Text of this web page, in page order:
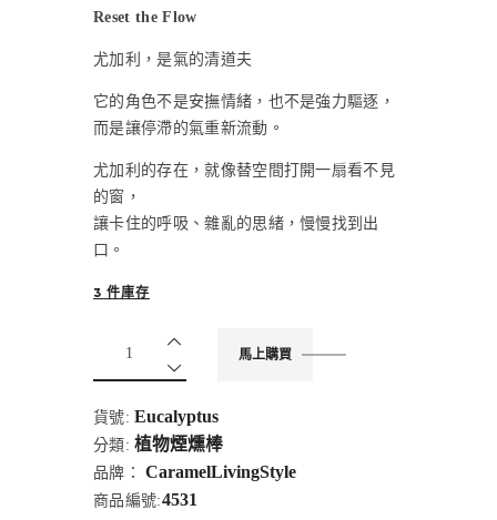
Reset the Flow
尤加利，是氣的清道夫
它的角色不是安撫情緒，也不是強力驅逐，
而是讓停滯的氣重新流動。
尤加利的存在，就像替空間打開一扇看不見
的窗，
讓卡住的呼吸、雜亂的思緒，慢慢找到出
口。
3 件庫存
馬上購買
貨號:Eucalyptus
分類:植物煙燻棒
品牌：CaramelLivingStyle
商品編號:4531